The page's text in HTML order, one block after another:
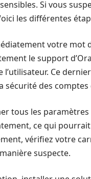
Si vous
les différentes
votre mot
le support
Ce
sécurité des
tous les
ce qui
vérifiez votre
suspecte.